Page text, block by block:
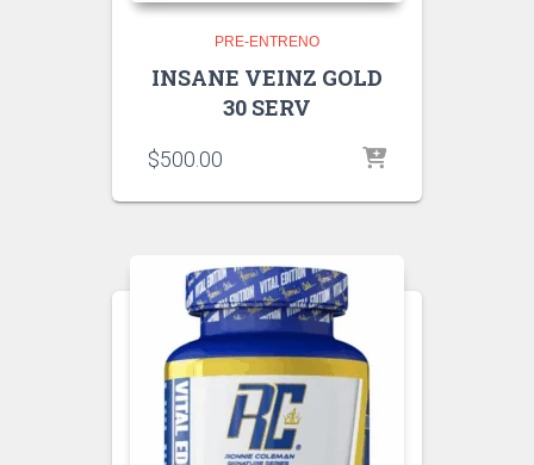
PRE-ENTRENO
INSANE VEINZ GOLD
30 SERV
$500.00